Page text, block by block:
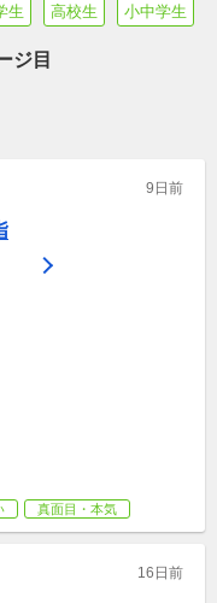
生 高校生 小中学生
ジ目
9日前
真面目・本気
16日前